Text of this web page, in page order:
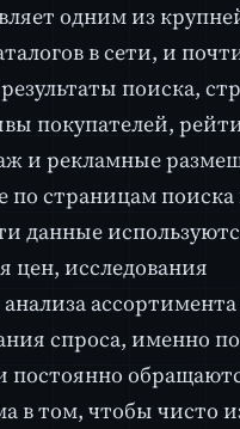
одним из
в сети, и
поиска,
покупателей,
и рекламные
по страницам поиска
данные
цен, исследования
спроса, именно
постоянно
в том, чтобы чисто